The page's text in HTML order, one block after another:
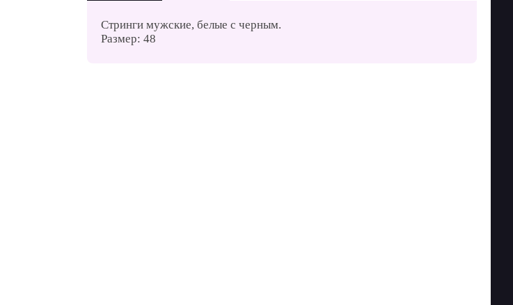
Стринги мужские, белые с черным.
Размер: 48